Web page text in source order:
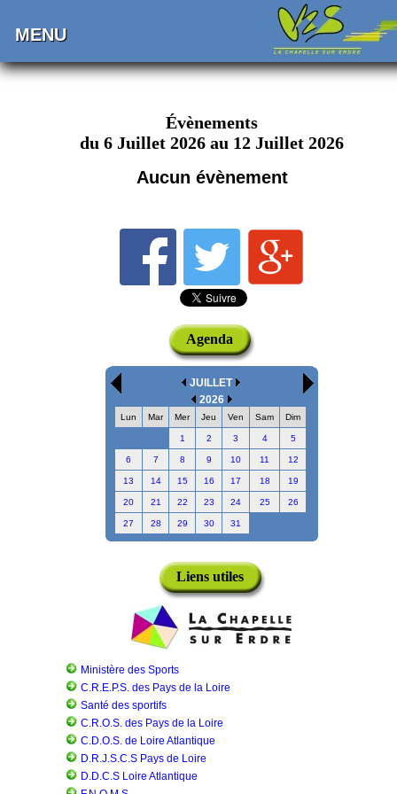
MENU
Évènements
du 6 Juillet 2026 au 12 Juillet 2026
Aucun évènement
Agenda
JUILLET
2026
Lun Mar Mer Jeu Ven Sam Dim
1 2 3 4 5
6 7 8 9 10 11 12
13 14 15 16 17 18 19
20 21 22 23 24 25 26
27 28 29 30 31
Liens utiles
Ministère des Sports
C.R.E.P.S. des Pays de la Loire
Santé des sportifs
C.R.O.S. des Pays de la Loire
C.D.O.S. de Loire Atlantique
D.R.J.S.C.S Pays de Loire
D.D.C.S Loire Atlantique